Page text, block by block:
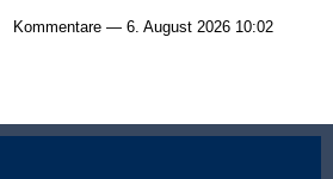
Kommentare — 6. August 2026 10:02